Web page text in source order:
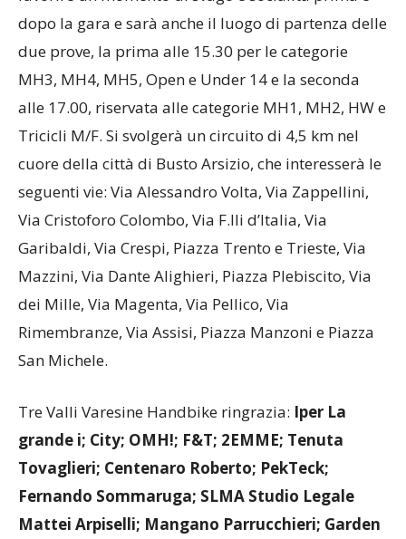
favorire un momento di svago e socialità prima e
dopo la gara e sarà anche il luogo di partenza delle
due prove, la prima alle 15.30 per le categorie
MH3, MH4, MH5, Open e Under 14 e la seconda
alle 17.00, riservata alle categorie MH1, MH2, HW e
Tricicli M/F. Si svolgerà un circuito di 4,5 km nel
cuore della città di Busto Arsizio, che interesserà le
seguenti vie: Via Alessandro Volta, Via Zappellini,
Via Cristoforo Colombo, Via F.lli d’Italia, Via
Garibaldi, Via Crespi, Piazza Trento e Trieste, Via
Mazzini, Via Dante Alighieri, Piazza Plebiscito, Via
dei Mille, Via Magenta, Via Pellico, Via
Rimembranze, Via Assisi, Piazza Manzoni e Piazza
Tre Valli Varesine Handbike ringrazia: Iper La
grande i; City; OMH!; F&T; 2EMME; Tenuta
Tovaglieri; Centenaro Roberto; PekTeck;
Fernando Sommaruga; SLMA Studio Legale